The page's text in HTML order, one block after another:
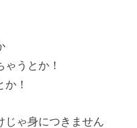
うとか！
！
じゃ身につきません